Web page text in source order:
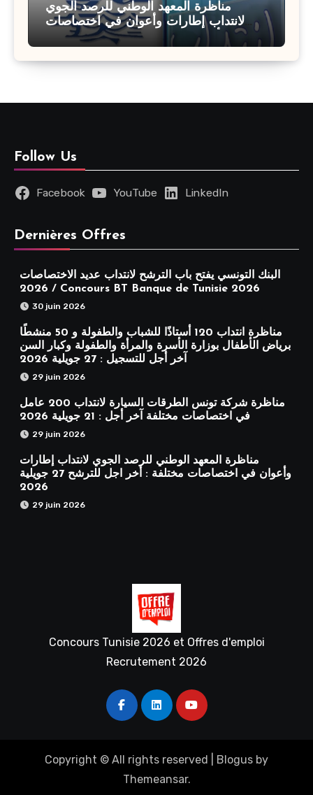
مناظرة المعهد الوطني للرصد الجوي
لانتداب إطارات وأعوان في اختصاصات
مختلفة : أخر اجل للترشح 27 جويلية 2026
Follow Us
Facebook YouTube LinkedIn
Dernières Offres
البنك التونسي يفتح باب الترشح لانتداب عديد الاختصاصات
2026 / Concours BT Banque de Tunisie 2026
30 juin 2026
مناظرة انتداب 120 أستاذًا للشباب والطفولة و 50 منشطًا
برياض الأطفال بوزارة الأسرة والمرأة والطفولة وكبار السن
آخر أجل للتسجيل : 27 جويلية 2026
29 juin 2026
مناظرة شركة تونس الطرقات السيارة لانتداب 200 عامل
في اختصاصات مختلفة آخر أجل : 21 جويلية 2026
29 juin 2026
مناظرة المعهد الوطني للرصد الجوي لانتداب إطارات
وأعوان في اختصاصات مختلفة : أخر اجل للترشح 27 جويلية
2026
29 juin 2026
Concours Tunisie 2026 et Offres d'emploi
Recrutement 2026
Copyright © All rights reserved Blogus by
Themeansar.